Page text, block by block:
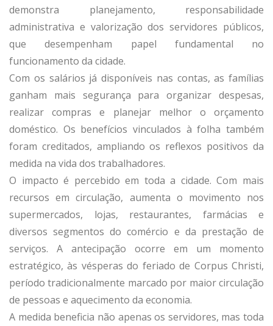
demonstra planejamento, responsabilidade
administrativa e valorização dos servidores públicos,
que desempenham papel fundamental no
funcionamento da cidade.
Com os salários já disponíveis nas contas, as famílias
ganham mais segurança para organizar despesas,
realizar compras e planejar melhor o orçamento
doméstico. Os benefícios vinculados à folha também
foram creditados, ampliando os reflexos positivos da
medida na vida dos trabalhadores.
O impacto é percebido em toda a cidade. Com mais
recursos em circulação, aumenta o movimento nos
supermercados, lojas, restaurantes, farmácias e
diversos segmentos do comércio e da prestação de
serviços. A antecipação ocorre em um momento
estratégico, às vésperas do feriado de Corpus Christi,
período tradicionalmente marcado por maior circulação
de pessoas e aquecimento da economia.
A medida beneficia não apenas os servidores, mas toda